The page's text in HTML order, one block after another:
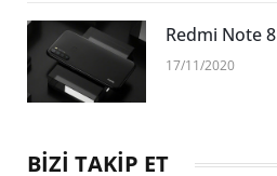
Redmi Note
17/11/2020
BİZİ TAKİP ET